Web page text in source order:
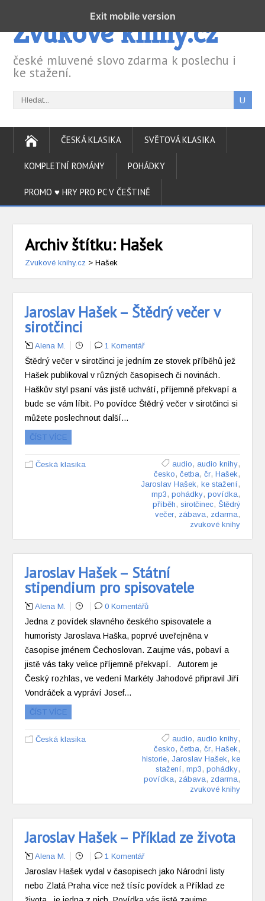
Zvukové knihy.cz
české mluvené slovo zdarma k poslechu i
ke stažení.
ČESKÁ KLASIKA SVĚTOVÁ KLASIKA
KOMPLETNÍ ROMÁNY POHÁDKY
PROMO ♥ HRY PRO PC V ČEŠTINĚ
Archiv štítku: Hašek
Zvukové knihy.cz >Hašek
Jaroslav Hašek – Štědrý večer v
sirotčinci
Alena M. 1 Komentář
Štědrý večer v sirotčinci je jedním ze stovek příběhů jež
Hašek publikoval v různých časopisech či novinách.
Haškův styl psaní vás jistě uchvátí, příjemně překvapí a
bude se vám líbit. Po povídce Štědrý večer v sirotčinci si
můžete poslechnout další…
ČÍST VÍCE
Česká klasika audio , audio knihy,
česko , četba, čr, Hašek,
Jaroslav Hašek, ke stažení ,
mp3 , pohádky, povídka,
příběh , sirotčinec, Štědrý
večer, zábava, zdarma,
zvukové knihy
Jaroslav Hašek – Státní
stipendium pro spisovatele
Alena M. 0 Komentářů
Jedna z povídek slavného českého spisovatele a
humoristy Jaroslava Haška, poprvé uveřejněna v
časopise jménem Čechoslovan. Zaujme vás, pobaví a
jistě vás taky velice příjemně překvapí. Autorem je
Český rozhlas, ve vedení Markéty Jahodové připravil Jiří
Vondráček a vypráví Josef…
ČÍST VÍCE
Česká klasika audio , audio knihy,
česko , četba, čr, Hašek,
historie, Jaroslav Hašek, ke
stažení , mp3 , pohádky,
povídka, zábava, zdarma,
zvukové knihy
Jaroslav Hašek – Příklad ze života
Alena M. 1 Komentář
Jaroslav Hašek vydal v časopisech jako Národní listy
nebo Zlatá Praha více než tísíc povídek a Příklad ze
Exit mobile version